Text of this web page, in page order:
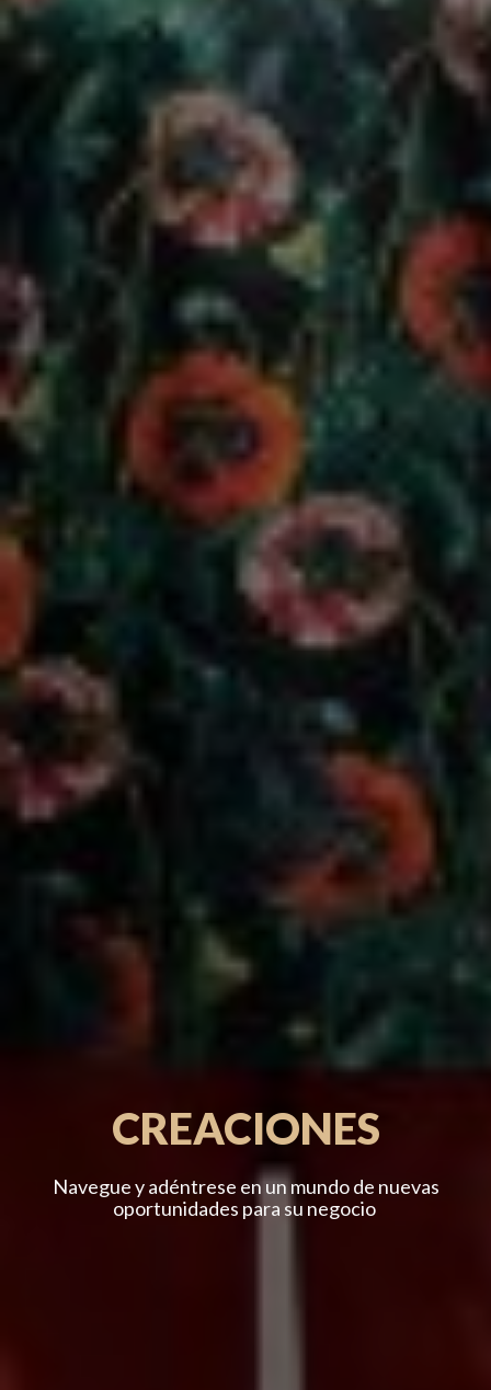
CREACIONES
Navegue y adéntrese en un mundo de nuevas
oportunidades para su negocio